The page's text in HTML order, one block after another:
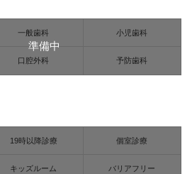
準備中
一般歯科 小児歯科
口腔外科 予防歯科
19時以降診療 個室診療
キッズルーム バリアフリー